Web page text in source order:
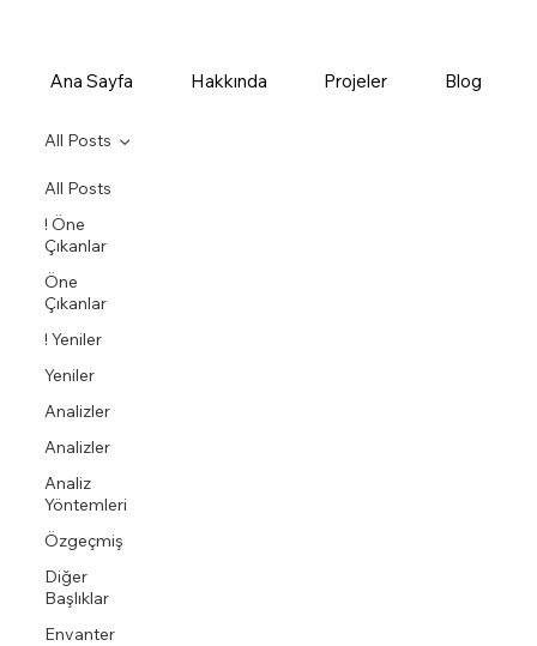
Ana Sayfa Hakkında Projeler Blog
All Posts
! Öne
Çıkanlar
Öne
Çıkanlar
! Yeniler
Yeniler
Analizler
Analizler
Analiz
Yöntemleri
Özgeçmiş
Diğer
Başlıklar
Envanter
All Posts